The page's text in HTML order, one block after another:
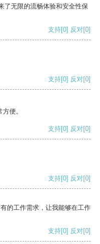
了无限的流畅体验和安全性保
支持[0] 反对[0]
支持[0] 反对[0]
便。
支持[0] 反对[0]
支持[0] 反对[0]
的工作需求，让我能够在工作
支持[0] 反对[0]